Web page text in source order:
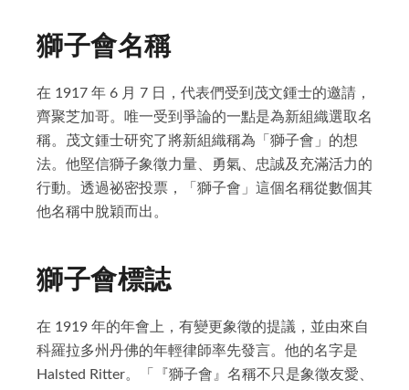
茂文鐘士傳記
獅子會名稱與象徵
獅子會的簡史
300G2區團隊
分區主席
諮議
區策顧問
分會會長
資訊團隊
區行事曆
公文查詢
專刊手冊
獅訊專刊
總會連結
教育連結
LCIF捐款名錄
LCTF捐款名錄
LCIF捐款總額表
捐獻榮譽
聯絡我們
300G2
聯絡300G2
各分會
回首頁
獅子會名稱
在 1917 年 6 月 7 日，代表們受到茂文鍾士的邀請，
齊聚芝加哥。唯一受到爭論的一點是為新組織選取名
稱。茂文鍾士研究了將新組織稱為「獅子會」的想
法。他堅信獅子象徵力量、勇氣、忠誠及充滿活力的
行動。透過祕密投票，「獅子會」這個名稱從數個其
他名稱中脫穎而出。
獅子會標誌
在 1919 年的年會上，有變更象徵的提議，並由來自
科羅拉多州丹佛的年輕律師率先發言。他的名字是
Halsted Ritter。「『獅子會』名稱不只是象徵友愛、